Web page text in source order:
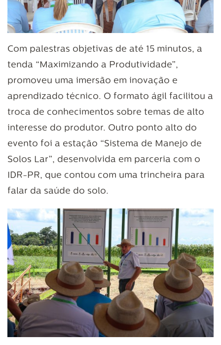
Com palestras objetivas de até 15 minutos, a
tenda “Maximizando a Produtividade”,
promoveu uma imersão em inovação e
aprendizado técnico. O formato ágil facilitou a
troca de conhecimentos sobre temas de alto
interesse do produtor. Outro ponto alto do
evento foi a estação “Sistema de Manejo de
Solos Lar”, desenvolvida em parceria com o
IDR-PR, que contou com uma trincheira para
falar da saúde do solo.